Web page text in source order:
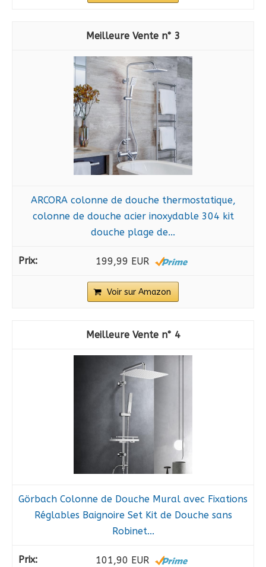
3
ARCORA colonne de douche thermostatique,
colonne de douche acier inoxydable 304 kit
douche plage de...
199,99 EUR
Voir sur Amazon
4
Görbach Colonne de Douche Mural avec Fixations
Réglables Baignoire Set Kit de Douche sans
Robinet...
101,90 EUR